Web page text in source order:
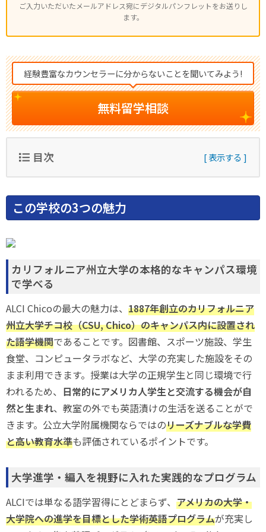
ご入力いただいたメールアドレス宛にデジタルパンフレットをお送りし
ます。
経験豊富なカウンセラーに分からないことを聞いてみよう!
無料留学相談
目次
この学校の3つの魅力
カリフォルニア州立大学の本格的なキャンパス環境
で学べる
ALCI Chicoの最大の魅力は、 1887年創立のカリフォルニア
州立大学チコ校（CSU, Chico）のキャンパス内に設置され
た語学機関であることです。図書館、スポーツ施設、学生
食堂、コンピュータラボなど、大学の充実した施設をその
まま利用できます。授業は大学の正規学生と同じ環境で行
われるため、 日常的にアメリカ人学生と交流する機会が自
然と生まれ、教室の外でも英語漬けの生活を送ることがで
きます。公立大学附属機関ならではのリーズナブルな学費
と高い教育水準も評価されているポイントです。
大学進学・編入を視野に入れた実践的なプログラム
ALCIでは単なる語学習得にとどまらず、 アメリカの大学・
大学院への進学を目標とした学術英語プログラムが充実し